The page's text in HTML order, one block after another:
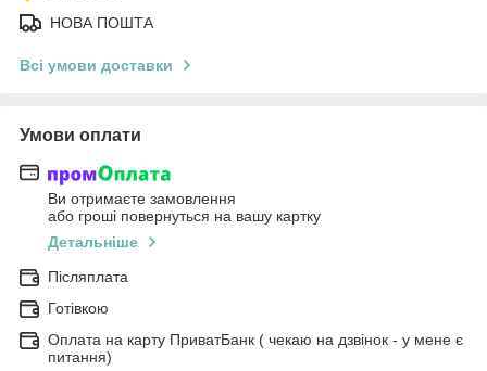
НОВА ПОШТА
Всі умови доставки
Умови оплати
Ви отримаєте замовлення
або гроші повернуться на вашу картку
Детальніше
Післяплата
Готівкою
Оплата на карту ПриватБанк ( чекаю на дзвінок - у мене є
питання)